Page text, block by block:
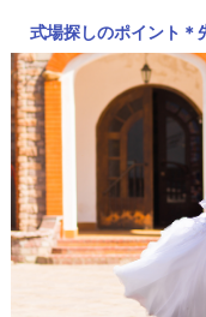
式場探しのポイント＊